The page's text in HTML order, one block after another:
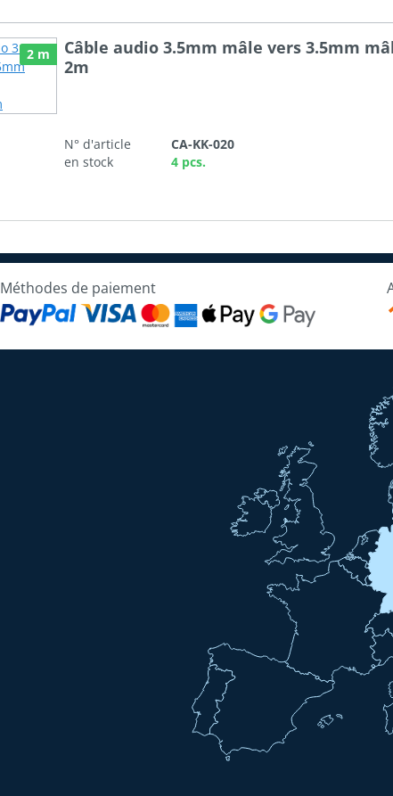
2 m
Câble audio 3.5mm mâle vers 3.5mm
2m
N° d'article
CA-KK-020
en stock
4 pcs.
Méthodes de paiement